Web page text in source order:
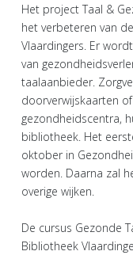
Het project Taal &
het verbeteren van
Vlaardingers. Er
van
taalaanbieder.
doorverwijskaarten
gezondheidscentra,
bibliotheek. Het
oktober in
worden. Daarna zal
overige wijken.
De cursus Gezonde
Bibliotheek